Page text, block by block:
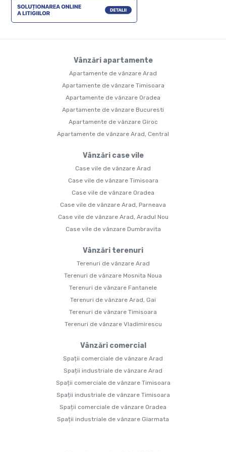
Vânzări apartamente
Apartamente de vânzare Arad
Apartamente de vânzare Timisoara
Apartamente de vânzare Oradea
Apartamente de vânzare Bucuresti
Apartamente de vânzare Giroc
Apartamente de vânzare Arad, Central
Vânzări case vile
Case vile de vânzare Arad
Case vile de vânzare Timisoara
Case vile de vânzare Oradea
Case vile de vânzare Arad, Parneava
Case vile de vânzare Arad, Aradul Nou
Case vile de vânzare Dumbravita
Vânzări terenuri
Terenuri de vânzare Arad
Terenuri de vânzare Mosnita Noua
Terenuri de vânzare Fantanele
Terenuri de vânzare Arad, Gai
Terenuri de vânzare Timisoara
Terenuri de vânzare Vladimirescu
Vânzări comercial
Spații comerciale de vânzare Arad
Spații industriale de vânzare Arad
Spații comerciale de vânzare Timisoara
Spații industriale de vânzare Timisoara
Spații comerciale de vânzare Oradea
Spații industriale de vânzare Giarmata